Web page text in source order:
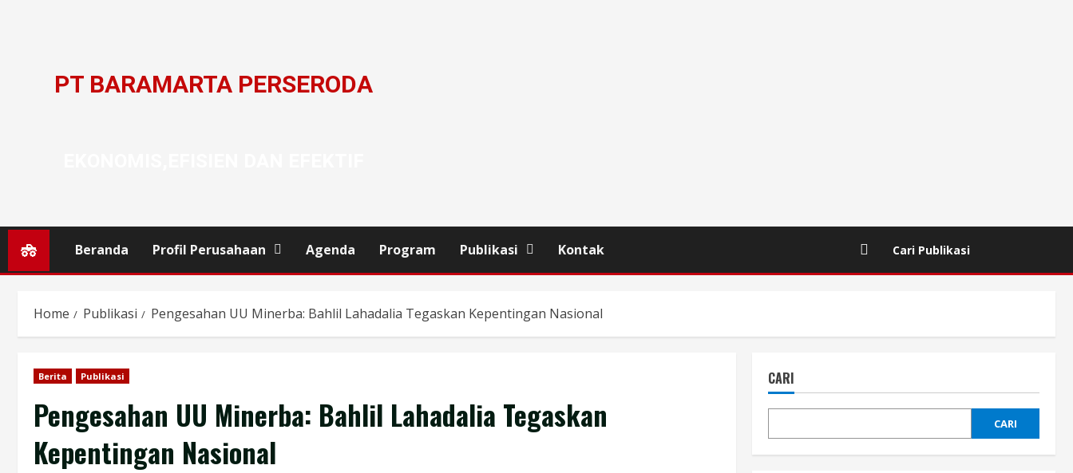
PT BARAMARTA PERSERODA
Beranda Profil Perusahaan Agenda Program Publikasi Kontak Cari Publikasi
Home Publikasi Pengesahan UU Minerba: Bahlil Lahadalia Tegaskan Kepentingan Nasional
Berita Publikasi
Pengesahan UU Minerba: Bahlil Lahadalia Tegaskan
Kepentingan Nasional
CARI
CARI